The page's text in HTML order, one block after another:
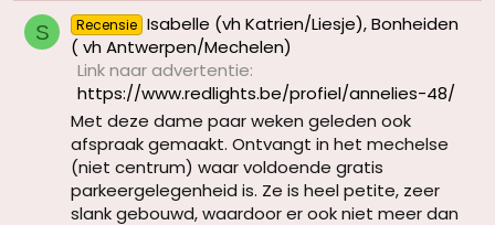
S Recensie Isabelle (vh Katrien/Liesje), Bonheiden
( vh Antwerpen/Mechelen)
Link naar advertentie
https://www.redlights.be/profiel/annelies-48/
Met deze dame paar weken geleden ook
afspraak gemaakt. Ontvangt in het mechelse
(niet centrum) waar voldoende gratis
parkeergelegenheid is. Ze is heel petite, zeer
slank gebouwd, waardoor er ook niet meer dan